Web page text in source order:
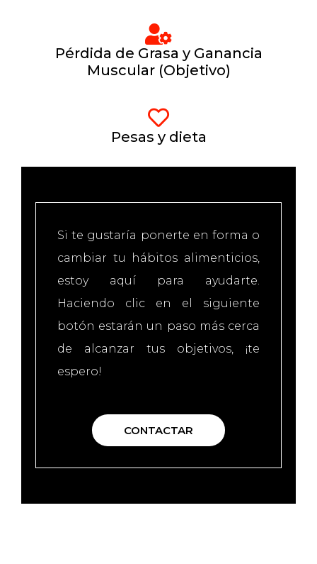
Pérdida de Grasa y Ganancia
Muscular (Objetivo)
Pesas y dieta
Si te gustaría ponerte en forma o
cambiar tu hábitos alimenticios,
estoy aquí para ayudarte.
Haciendo clic en el siguiente
botón estarán un paso más cerca
de alcanzar tus objetivos, ¡te
espero!
CONTACTAR